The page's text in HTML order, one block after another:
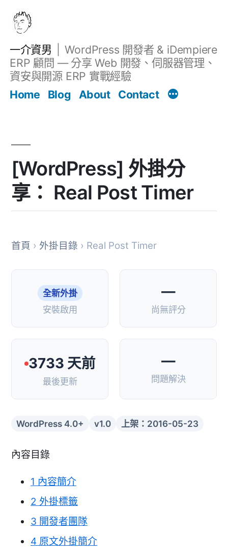
一介資男
WordPress 開發者 & iDempiere
ERP 顧問 — 分享 Web 開發、伺服器管理、
資安與開源 ERP 實戰經驗
Home
Blog About Contact
[WordPress] 外掛分
享： Real Post Timer
首頁 › 外掛目錄 › Real Post Timer
全新外掛
安裝啟用
—
尚無評分
3733 天前
最後更新
—
問題解決
WordPress 4.0+ v1.0 上架：2016-05-23
內容目錄
1 內容簡介
2 外掛標籤
3 開發者團隊
4 原文外掛簡介
文章